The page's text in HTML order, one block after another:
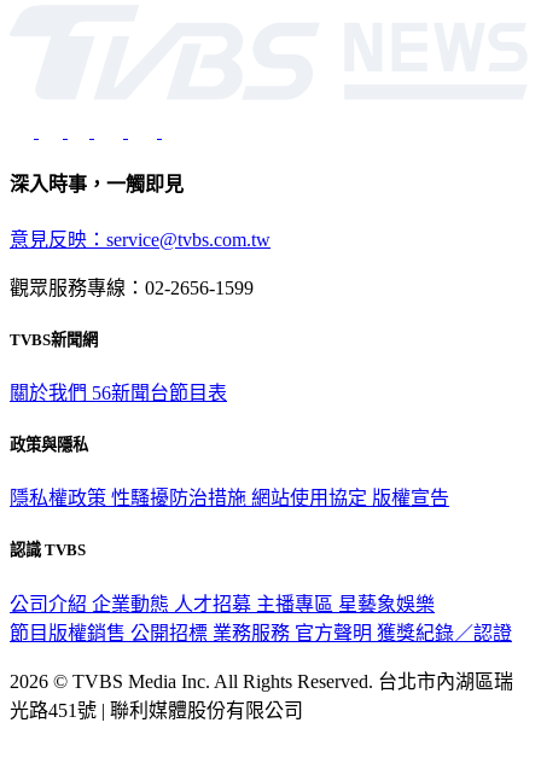
深入時事，一觸即見
意見反映：service@tvbs.com.tw
觀眾服務專線：02-2656-1599
TVBS新聞網
關於我們 56新聞台節目表
政策與隱私
隱私權政策 性騷擾防治措施 網站使用協定 版權宣告
認識 TVBS
公司介紹 企業動態 人才招募 主播專區 星藝象娛樂
節目版權銷售 公開招標 業務服務 官方聲明 獲獎紀錄／認證
2026 © TVBS Media Inc. All Rights Reserved. 台北市內湖區瑞
光路451號 | 聯利媒體股份有限公司